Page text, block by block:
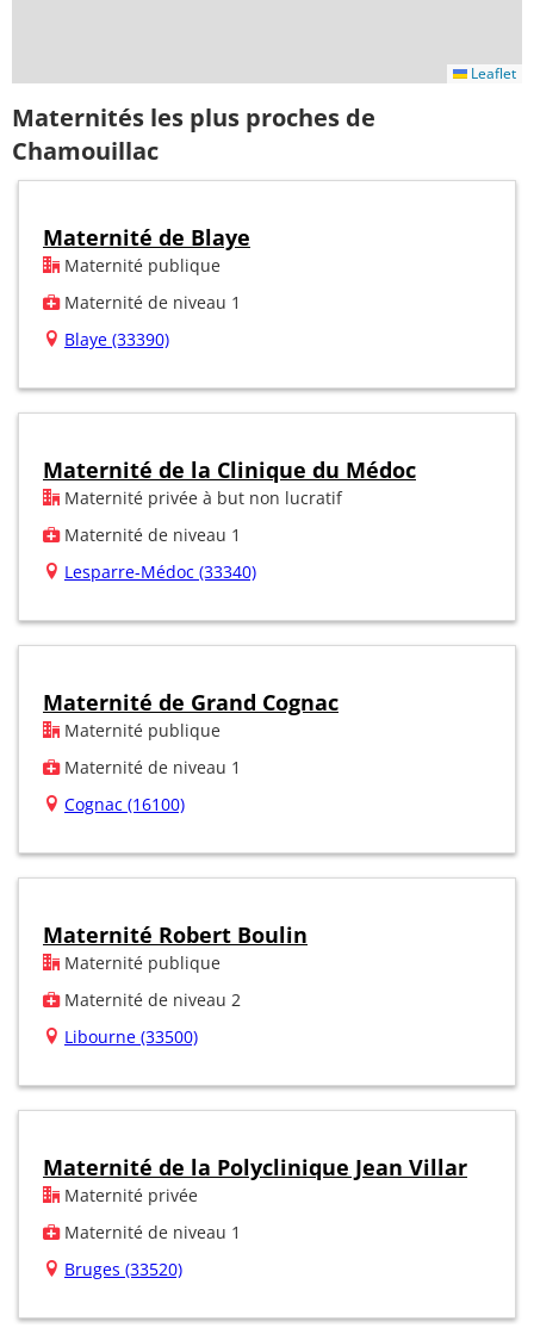
Leaflet
Maternités les plus proches de
Chamouillac
Maternité de Blaye
Maternité publique
Maternité de niveau 1
Blaye (33390)
Maternité de la Clinique du Médoc
Maternité privée à but non lucratif
Maternité de niveau 1
Lesparre-Médoc (33340)
Maternité de Grand Cognac
Maternité publique
Maternité de niveau 1
Cognac (16100)
Maternité Robert Boulin
Maternité publique
Maternité de niveau 2
Libourne (33500)
Maternité de la Polyclinique Jean Villar
Maternité privée
Maternité de niveau 1
Bruges (33520)